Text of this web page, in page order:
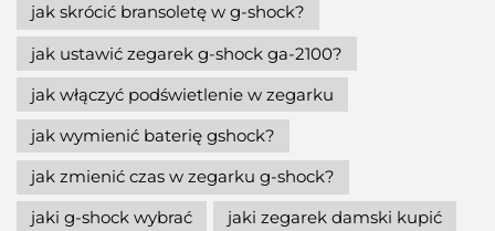
jak skrócić bransoletę w g-shock?
jak ustawić zegarek g-shock ga-2100?
jak włączyć podświetlenie w zegarku
jak wymienić baterię gshock?
jak zmienić czas w zegarku g-shock?
jaki g-shock wybrać
jaki zegarek damski kupić